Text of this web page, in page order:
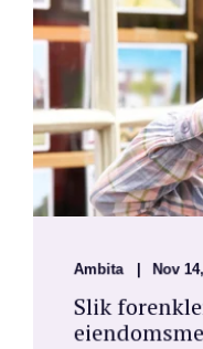
Ambita Nov
Slik